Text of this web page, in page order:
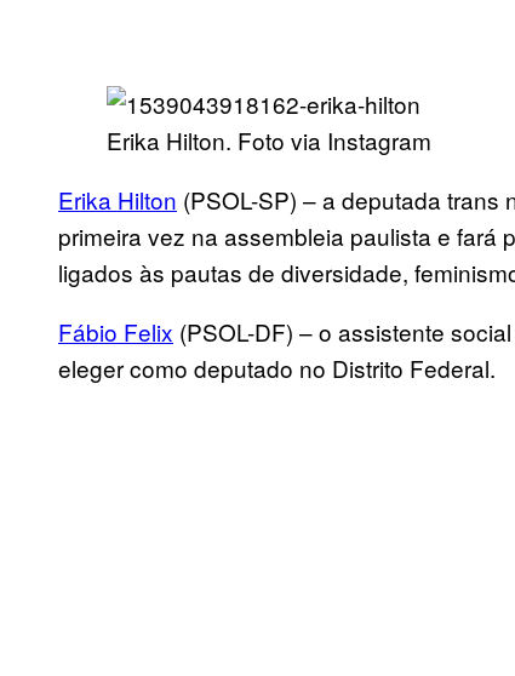
Erika Hilton. Foto via Instagram
Erika Hilton (PSOL-SP) – a deputada trans
primeira vez na assembleia paulista e fará
ligados às pautas de diversidade,
Fábio Felix (PSOL-DF) – o assistente
eleger como deputado no Distrito Federal.